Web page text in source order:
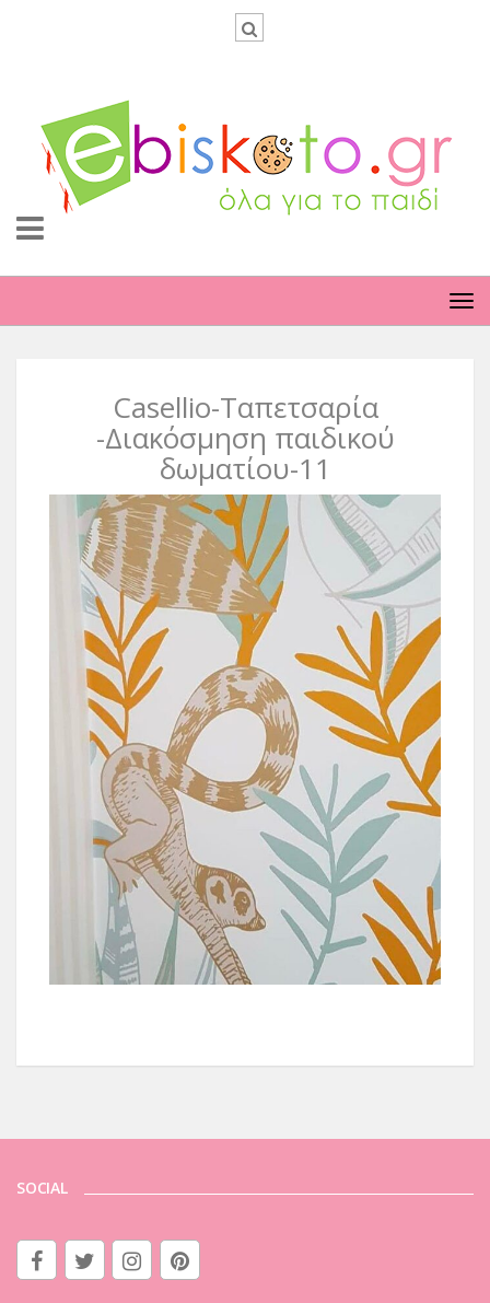
Casellio-Ταπετσαρία
-Διακόσμηση παιδικού
δωματίου-11
SOCIAL